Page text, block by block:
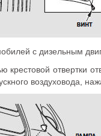
с дизельным
крестовой отвертки
воздуховода,